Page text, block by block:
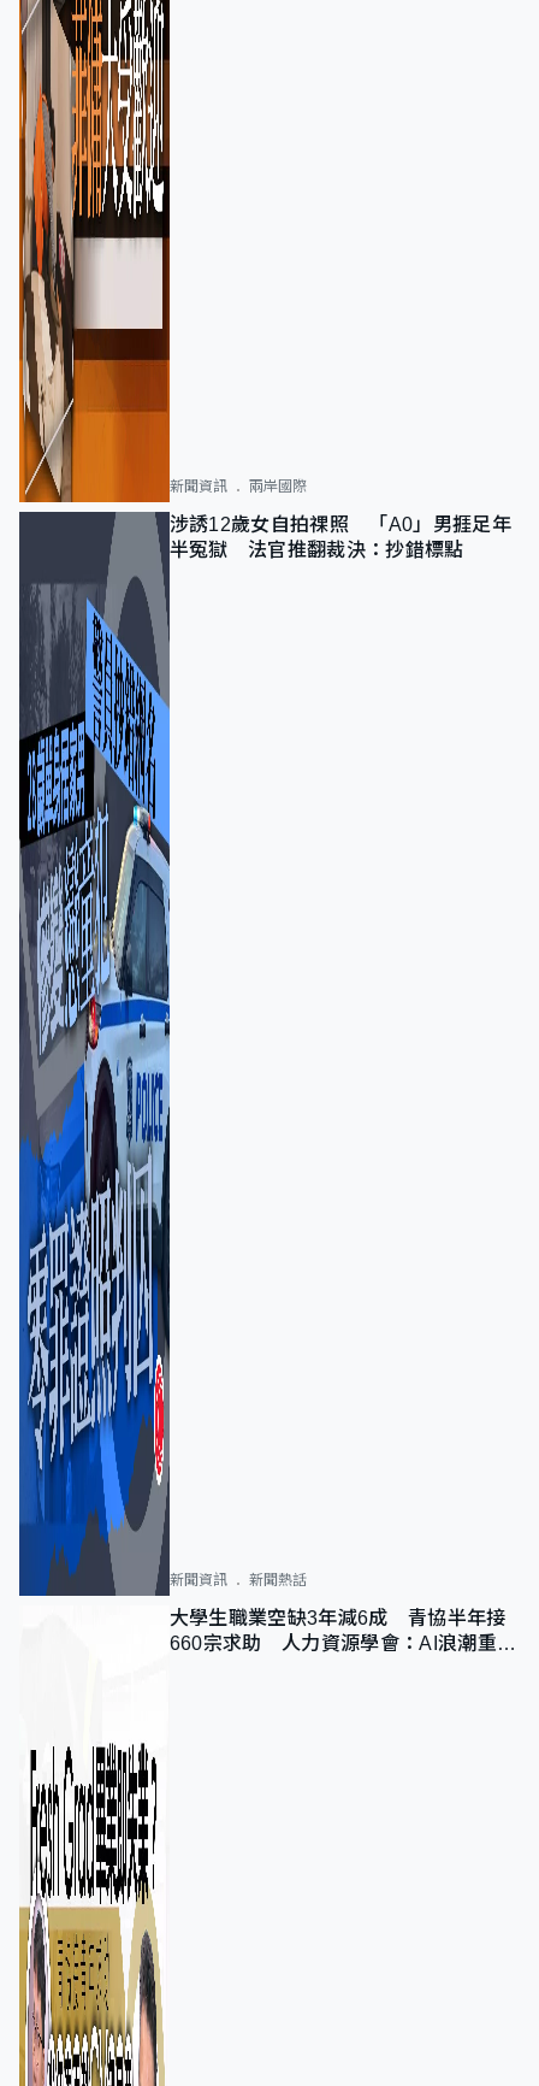
新聞資訊 兩岸國際
涉誘12歲女自拍祼照 「A0」男捱足年
半冤獄 法官推翻裁決：抄錯標點
新聞資訊 新聞熱話
大學生職業空缺3年減6成 青協半年接
660宗求助 人力資源學會：AI浪潮重整